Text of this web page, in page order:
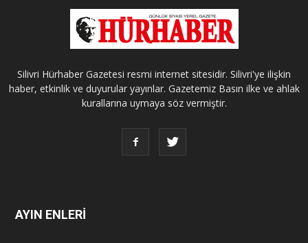
Silivri Hürhaber Gazetesi resmi internet sitesidir. Silivri'ye ilişkin
haber, etkinlik ve duyurular yayınlar. Gazetemiz Basın ilke ve ahlak
kurallarına uymaya söz vermiştir.
AYIN ENLERİ